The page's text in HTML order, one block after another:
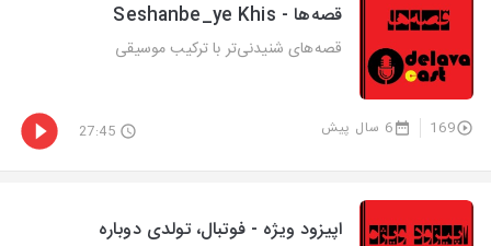
قصه‌ها - Seshanbe_ye Khis
قصه‌های شنیدنی‌تر با ترکیب موسیقی
169 6 سال پیش 27:45
اپیزود ویژه - فوتبال، تولدی دوباره